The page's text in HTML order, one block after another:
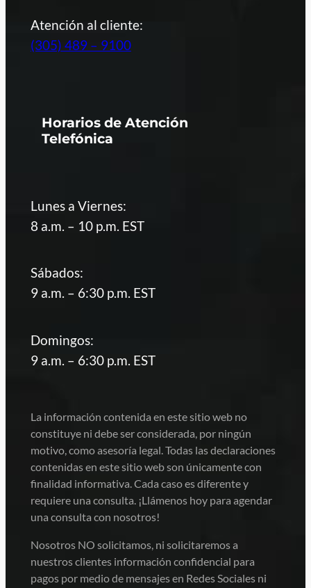
Atención al cliente:
(305) 489 – 9100
Horarios de Atención
Telefónica
Lunes a Viernes:
8 a.m. – 10 p.m. EST
Sábados:
9 a.m. – 6:30 p.m. EST
Domingos:
9 a.m. – 6:30 p.m. EST
La información contenida en este sitio web no
constituye ni debe ser considerada, por ningún
motivo, como asesoría legal. Todas las declaraciones
contenidas en este sitio web son únicamente con
finalidad informativa. Cada caso es diferente y
requiere una consulta. ¡Llámenos hoy para agendar
una consulta con nosotros!
Nosotros NO solicitamos, ni solicitaremos a
nuestros clientes información confidencial para
pagos por medio de mensajes en Redes Sociales ni